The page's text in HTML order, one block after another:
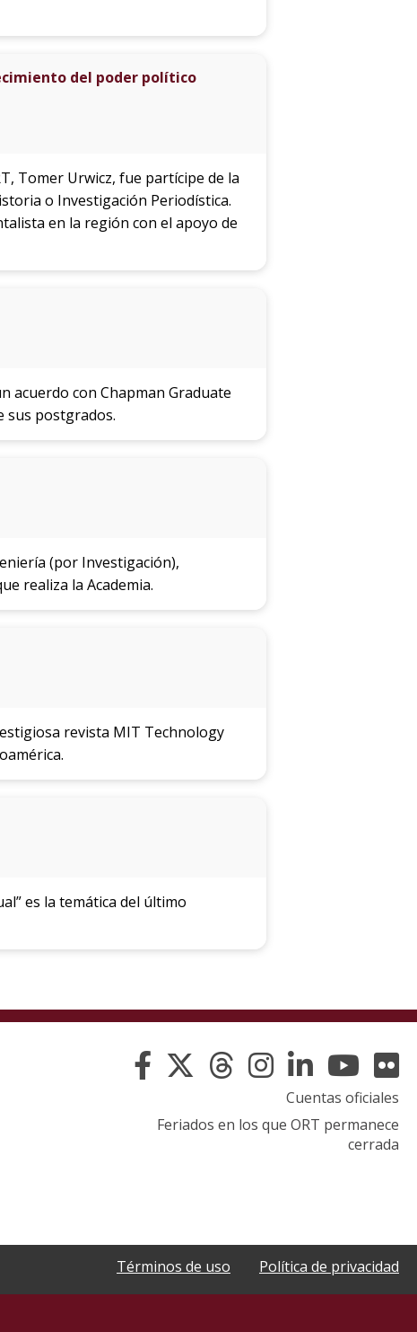
del poder político
Tomer Urwicz, fue partícipe de la
o Investigación Periodística.
en la región con el apoyo de
acuerdo con Chapman Graduate
sus postgrados.
(por Investigación),
realiza la Academia.
revista MIT Technology
es la temática del último
Cuentas oficiales
Feriados en los que ORT permanece
cerrada
Términos de uso Política de privacidad